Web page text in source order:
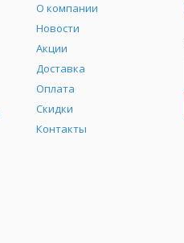
О компании
Новости
Акции
Доставка
Оплата
Скидки
Контакты